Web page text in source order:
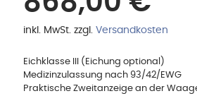
inkl. MwSt. zzgl. Versandkosten
Eichklasse III (Eichung optional)
Medizinzulassung nach 93/42/EWG
Praktische Zweitanzeige an der